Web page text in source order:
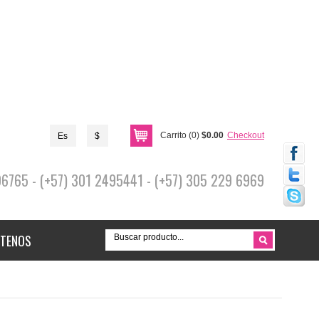
Carrito (0) $0.00 Checkout
$
Es
- (+57) 301 2495441 - (+57) 305 229 6969